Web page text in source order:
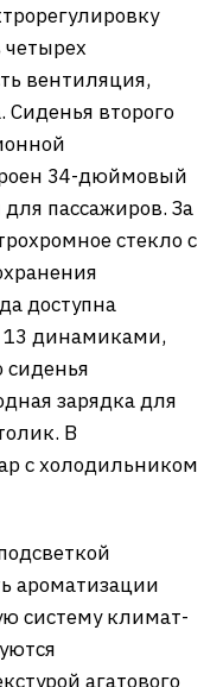
вентиляция,
Сиденья второго
34-дюймовый
пассажиров. За
стекло с
доступна
13 динамиками,
сиденья
зарядка для
В
с холодильником
ароматизации
систему климат-
агатового